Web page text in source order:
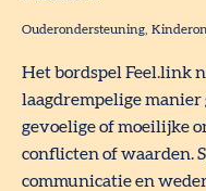
Ouderondersteuning
Het bordspel Feel.link
laagdrempelige
gevoelige of moeilijke
conflicten of waarden.
communicatie en